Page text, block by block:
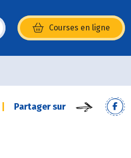
Courses en ligne
fenêtre)
Partager sur